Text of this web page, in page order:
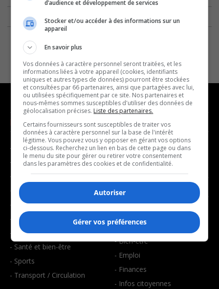
NOUVELLES
- Affaires municipales
- Communauté / Social
- Culture
- Économie
- Éducation
- Environnement
- Faits divers
- Santé et bien-être
- Sports
- Transport / Circulation
MUSIQUE
- Décompte franco
- Joué récemment
BALADOS
- Affaires
- Art de vivre
- Bien-être
- Emploi
- Finances
- Infos citoyennes
d’audience et développement de services
Stocker et/ou accéder à des informations sur un
appareil
En savoir plus
Vos données à caractère personnel seront traitées, et les
informations liées à votre appareil (cookies, identifiants
uniques et autres types de données) pourront être stockées
et consultées par 66 partenaires, ainsi que partagées avec lui,
ou utilisées spécifiquement par ce site. Nos partenaires et
nous-mêmes sommes susceptibles d'utiliser des données de
géolocalisation précises. Liste des partenaires.
Certains fournisseurs sont susceptibles de traiter vos
données à caractère personnel sur la base de l'intérêt
légitime. Vous pouvez vous y opposer en gérant vos options
ci-dessous. Recherchez un lien en bas de cette page ou dans
le menu du site pour gérer ou retirer votre consentement
dans les paramètres des cookies et de confidentialité.
Autoriser
Gérer vos préférences